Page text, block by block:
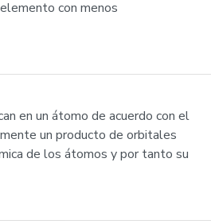
con menos
en un átomo de acuerdo con el
un producto de orbitales
de los átomos y por tanto su